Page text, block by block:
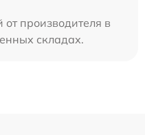
от производителя в
складах.